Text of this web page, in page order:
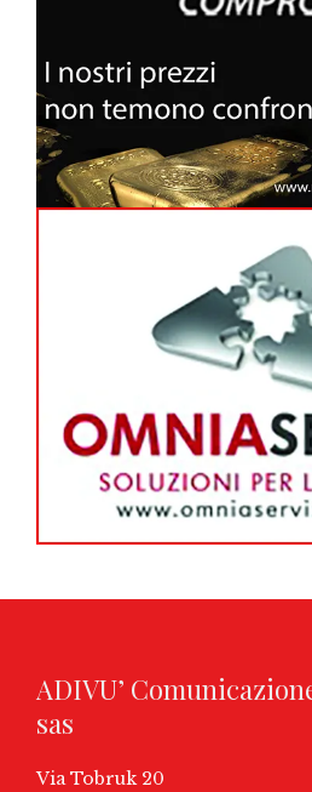
ADIVU’
sas
Via Tobruk 20